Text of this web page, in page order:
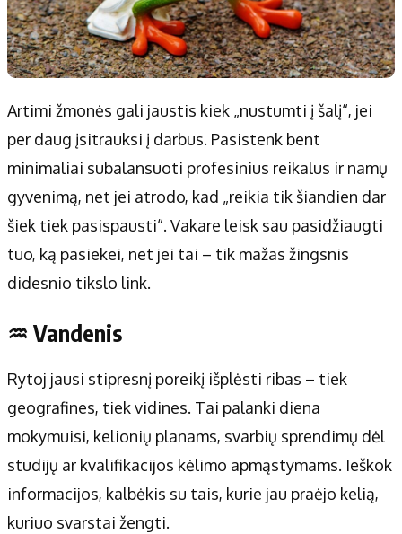
Artimi žmonės gali jaustis kiek „nustumti į šalį“, jei
per daug įsitrauksi į darbus. Pasistenk bent
minimaliai subalansuoti profesinius reikalus ir namų
gyvenimą, net jei atrodo, kad „reikia tik šiandien dar
šiek tiek pasispausti“. Vakare leisk sau pasidžiaugti
tuo, ką pasiekei, net jei tai – tik mažas žingsnis
didesnio tikslo link.
♒ Vandenis
Rytoj jausi stipresnį poreikį išplėsti ribas – tiek
geografines, tiek vidines. Tai palanki diena
mokymuisi, kelionių planams, svarbių sprendimų dėl
studijų ar kvalifikacijos kėlimo apmąstymams. Ieškok
informacijos, kalbėkis su tais, kurie jau praėjo kelią,
kuriuo svarstai žengti.